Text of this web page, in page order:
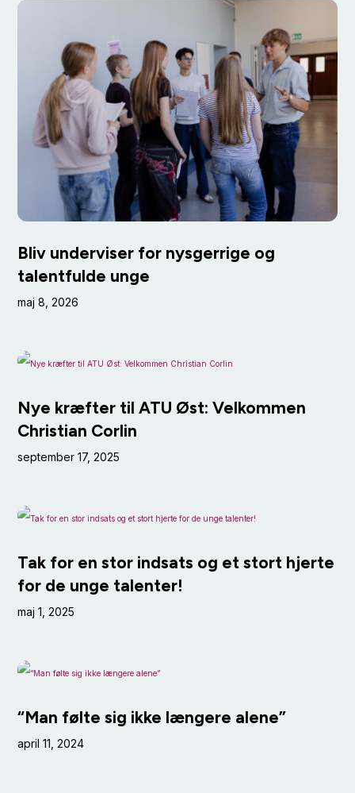
Bliv underviser for nysgerrige og
talentfulde unge
maj 8, 2026
Nye kræfter til ATU Øst: Velkommen
Christian Corlin
september 17, 2025
Tak for en stor indsats og et stort hjerte
for de unge talenter!
maj 1, 2025
“Man følte sig ikke længere alene”
april 11, 2024